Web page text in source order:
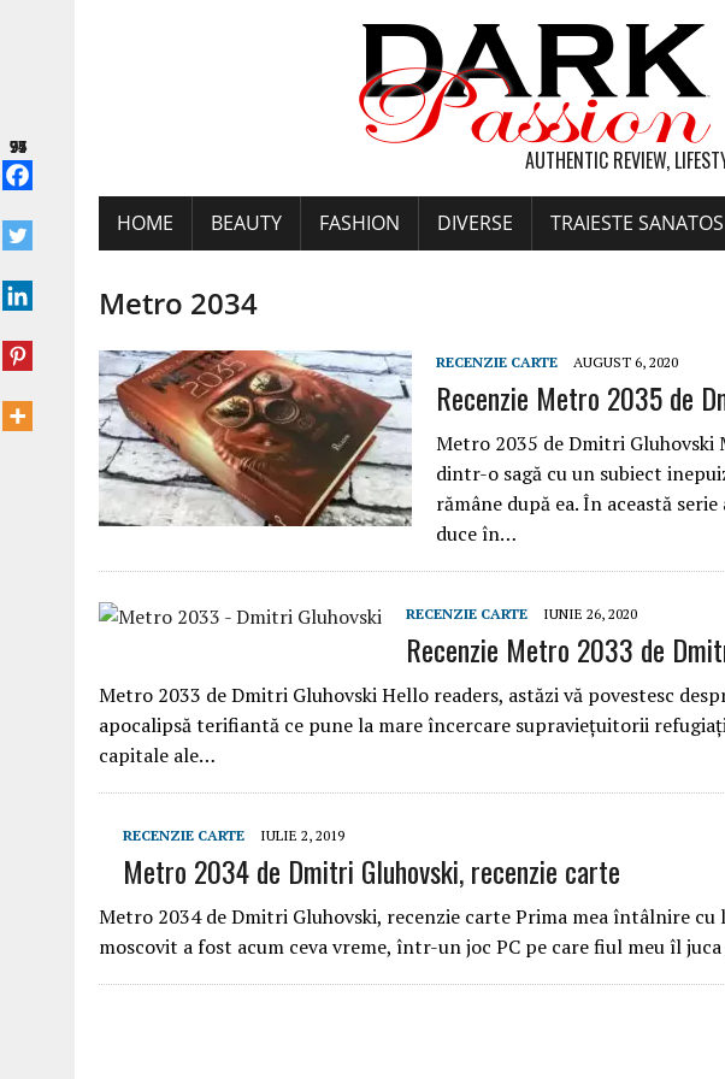
AUTHENTIC REVIEW,
HOME BEAUTY FASHION DIVERSE TRAIESTE SANATOS
Metro 2034
RECENZIE CARTE AUGUST 6, 2020
Recenzie Metro 2035 de
Metro 2035 de Dmitri
dintr-o sagă cu un subiect
rămâne după ea. În această
duce în…
74
RECENZIE CARTE IUNIE 26, 2020
Recenzie Metro 2033 de
Metro 2033 de Dmitri Gluhovski Hello readers, astăzi vă povestesc
apocalipsă terifiantă ce pune la mare încercare supraviețuitorii
capitale ale…
95
RECENZIE CARTE IULIE 2, 2019
Metro 2034 de Dmitri Gluhovski, recenzie carte
Metro 2034 de Dmitri Gluhovski, recenzie carte Prima mea întâlnire cu
moscovit a fost acum ceva vreme, într-un joc PC pe care fiul meu îl
97